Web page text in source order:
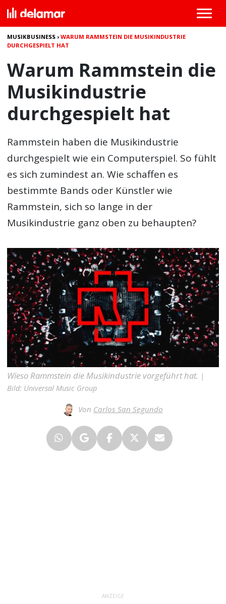
MUSIKBUSINESS ›WARUM RAMMSTEIN DIE MUSIKINDUSTRIE
DURCHGESPIELT HAT
Warum Rammstein die
Musikindustrie
durchgespielt hat
Rammstein haben die Musikindustrie
durchgespielt wie ein Computerspiel. So fühlt
es sich zumindest an. Wie schaffen es
bestimmte Bands oder Künstler wie
Rammstein, sich so lange in der
Musikindustrie ganz oben zu behaupten?
Wieso Rammstein die Musikindustrie vorgeführt hat. |
Bild: Universal Music Group
Von Carlos San Segundo
ANZEIGE